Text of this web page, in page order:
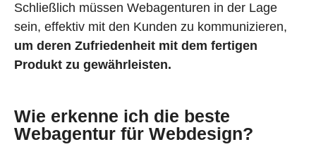
Schließlich müssen Webagenturen in der Lage
sein, effektiv mit den Kunden zu kommunizieren,
um deren Zufriedenheit mit dem fertigen
Produkt zu gewährleisten.
Wie erkenne ich die beste
Webagentur für Webdesign?